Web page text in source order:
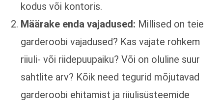
kodus või kontoris.
Määrake enda vajadused: Millised on teie
garderoobi vajadused? Kas vajate rohkem
riiuli- või riidepuupaiku? Või on oluline suur
sahtlite arv? Kõik need tegurid mõjutavad
garderoobi ehitamist ja riiulisüsteemide